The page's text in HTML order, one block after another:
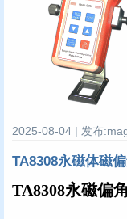
2025-08-04 | 发布
TA8308永磁体磁
TA8308永磁偏